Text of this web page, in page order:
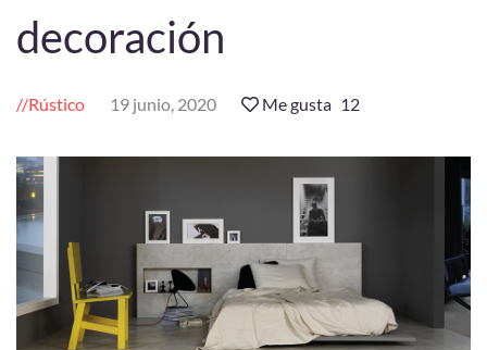
decoración
Rústico 19 junio, 2020 Me gusta 12